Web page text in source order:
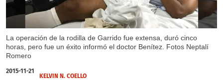
La operación de la rodilla de Garrido fue extensa, duró cinco
horas, pero fue un éxito informó el doctor Benítez. Fotos Neptalí
Romero
2015-11-21
KELVIN N. COELLO